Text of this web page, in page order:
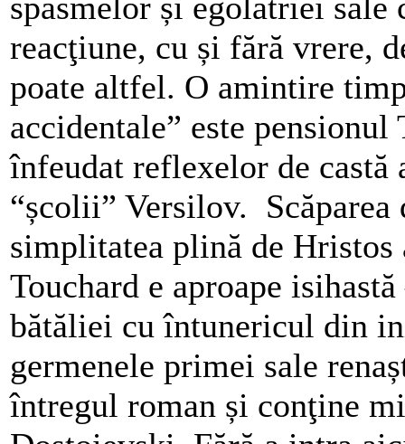
reacţiune, cu și fără vrere,
poate altfel. O amintire
accidentale” este
înfeudat reflexelor de castă
“școlii” Versilov.
simplitatea plină de
Touchard e aproape
bătăliei cu întunericul din
germenele primei sale
întregul roman și conţine